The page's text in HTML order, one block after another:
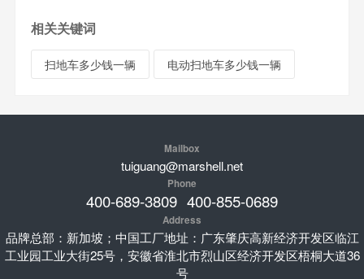
相关关键词
扫地车多少钱一辆 电动扫地车多少钱一辆
Mailbox
tuiguang@marshell.net
Phone
400-689-3809 400-855-0689
Address
品牌总部：新加坡；中国工厂地址：广东肇庆高新经济开发区临江
工业园工业大街25号，安徽省淮北市烈山区经济开发区梧桐大道36
号